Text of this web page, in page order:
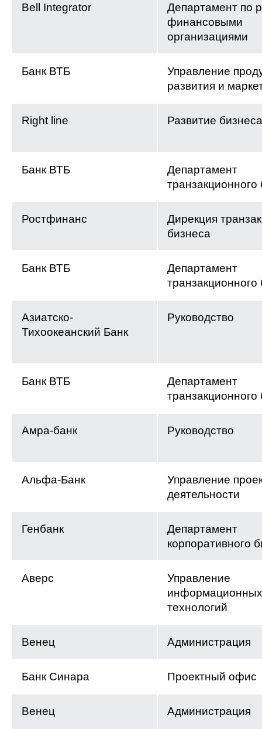
Bell Integrator
Департамент по
финансовыми
организациями
Банк ВТБ
Управление
развития и
Right line Развитие бизнеса
Банк ВТБ
Департамент
транзакционного
Ростфинанс
Дирекция
бизнеса
Банк ВТБ
Департамент
транзакционного
Азиатско-
Тихоокеанский Банк
Руководство
Банк ВТБ
Департамент
транзакционного
Амра-банк Руководство
Альфа-Банк
Управление
деятельности
Генбанк
Департамент
корпоративного
Аверс
Управление
информационных
технологий
Венец Администрация
Банк Синара Проектный офис
Венец Администрация